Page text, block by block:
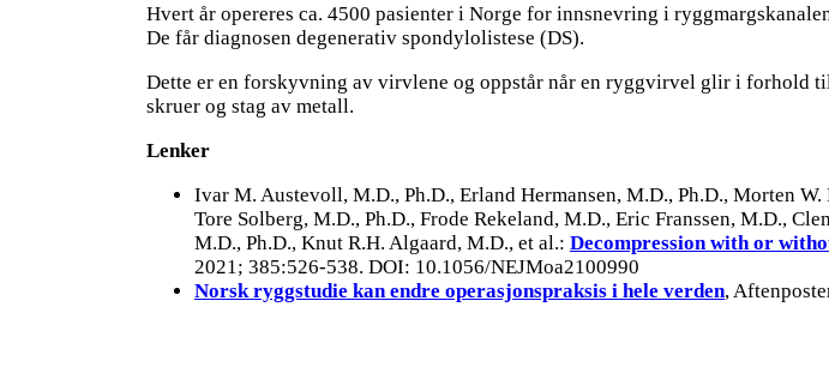
Hvert år opereres ca. 4500 pasienter i Norge for innsnevring i
De får diagnosen degenerativ spondylolistese (DS).
Dette er en forskyvning av virvlene og oppstår når en ryggvirvel glir i forhold
skruer og stag av metall.
Lenker
Ivar M. Austevoll, M.D., Ph.D., Erland Hermansen, M.D., Ph.D., Morten
Tore Solberg, M.D., Ph.D., Frode Rekeland, M.D., Eric Franssen, M.D.,
M.D., Ph.D., Knut R.H. Algaard, M.D., et al.: Decompression with or
2021; 385:526-538. DOI: 10.1056/NEJMoa2100990
Norsk ryggstudie kan endre operasjonspraksis i hele verden,